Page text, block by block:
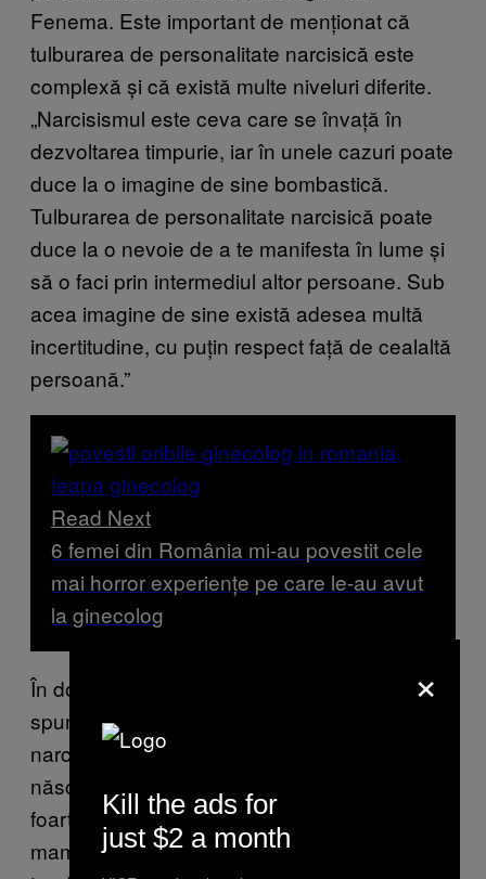
Fenema. Este important de menționat că
tulburarea de personalitate narcisică este
complexă și că există multe niveluri diferite.
„Narcisismul este ceva care se învață în
dezvoltarea timpurie, iar în unele cazuri poate
duce la o imagine de sine bombastică.
Tulburarea de personalitate narcisică poate
duce la o nevoie de a te manifesta în lume și
să o faci prin intermediul altor persoane. Sub
acea imagine de sine există adesea multă
incertitudine, cu puțin respect față de cealaltă
persoană.”
Read Next
6 femei din România mi-au povestit cele
mai horror experiențe pe care le-au avut
la ginecolog
În documentarul
spune că suspectează că „Karbaat este un
narcisist teribil” și că se teme că fiul ei s-a
născut cu aceleași trăsături. „A fost un copil
foarte dificil”, spune ea emoționată. Alte
mame spun că copiii lor au manifestat
×
Kill the ads for
just $2 a month